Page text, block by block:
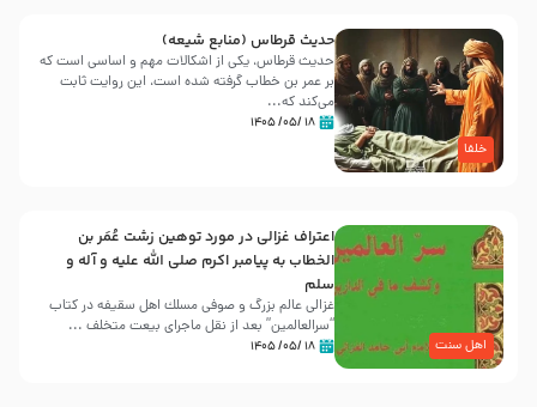
خلفا
حدیث قرطاس (منابع شیعه)
حدیث قرطاس، یکی از اشکالات مهم و اساسی است که
بر عمر بن خطاب گرفته شده است، این روایت ثابت
می‌کند که...
۱۸ /۰۵/ ۱۴۰۵
اهل سنت
اعتراف غزالی در مورد توهین زشت عُمَر بن
الخطاب به پیامبر اکرم صلی الله علیه و آله و
سلم
غزالی عالم بزرگ و صوفی مسلك اهل سقيفه در کتاب
“سرالعالمین” بعد از نقل ماجرای بیعت متخلف ...
۱۸ /۰۵/ ۱۴۰۵